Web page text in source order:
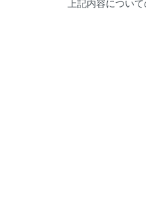
上記内容につい